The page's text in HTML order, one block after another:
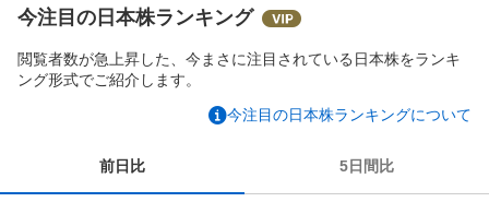
今注目の日本株ランキング
閲覧者数が急上昇した、今まさに注目されている日本株をランキ
ング形式でご紹介します。
今注目の日本株ランキングについて
前日比 5日間比